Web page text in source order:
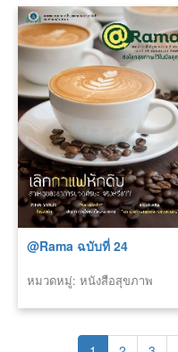
@Rama ฉบับที่ 24
หมวดหมู่: หนังสือสุขภาพ